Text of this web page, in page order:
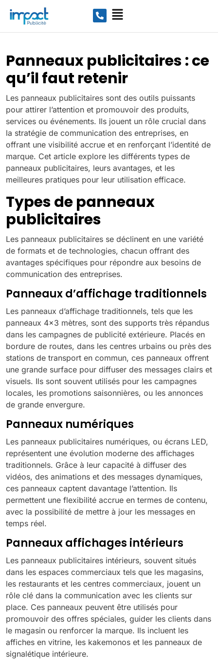
Panneaux publicitaires : ce
qu’il faut retenir
Les panneaux publicitaires sont des outils puissants
pour attirer l’attention et promouvoir des produits,
services ou événements. Ils jouent un rôle crucial dans
la stratégie de communication des entreprises, en
offrant une visibilité accrue et en renforçant l’identité de
marque. Cet article explore les différents types de
panneaux publicitaires, leurs avantages, et les
meilleures pratiques pour leur utilisation efficace.
Types de panneaux
publicitaires
Les panneaux publicitaires se déclinent en une variété
de formats et de technologies, chacun offrant des
avantages spécifiques pour répondre aux besoins de
communication des entreprises.
Panneaux d’affichage traditionnels
Les panneaux d’affichage traditionnels, tels que les
panneaux 4×3 mètres, sont des supports très répandus
dans les campagnes de publicité extérieure. Placés en
bordure de routes, dans les centres urbains ou près des
stations de transport en commun, ces panneaux offrent
une grande surface pour diffuser des messages clairs et
visuels. Ils sont souvent utilisés pour les campagnes
locales, les promotions saisonnières, ou les annonces
de grande envergure.
Panneaux numériques
Les panneaux publicitaires numériques, ou écrans LED,
représentent une évolution moderne des affichages
traditionnels. Grâce à leur capacité à diffuser des
vidéos, des animations et des messages dynamiques,
ces panneaux captent davantage l’attention. Ils
permettent une flexibilité accrue en termes de contenu,
avec la possibilité de mettre à jour les messages en
temps réel.
Panneaux affichages intérieurs
Les panneaux publicitaires intérieurs, souvent situés
dans les espaces commerciaux tels que les magasins,
les restaurants et les centres commerciaux, jouent un
rôle clé dans la communication avec les clients sur
place. Ces panneaux peuvent être utilisés pour
promouvoir des offres spéciales, guider les clients dans
le magasin ou renforcer la marque. Ils incluent les
affiches en vitrine, les kakemonos et les panneaux de
signalétique intérieure.